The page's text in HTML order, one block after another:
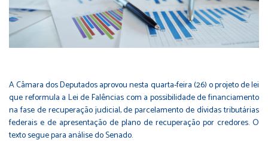
A Câmara dos Deputados aprovou nesta quarta-feira (26) o projeto de lei
que reformula a Lei de Falências com a possibilidade de financiamento
na fase de recuperação judicial, de parcelamento de dívidas tributárias
federais e de apresentação de plano de recuperação por credores. O
texto segue para análise do Senado.